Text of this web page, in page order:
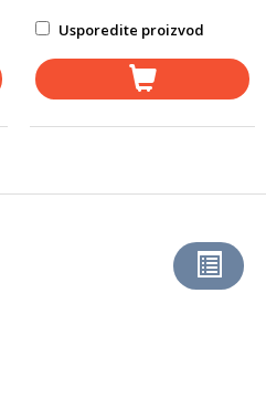
Usporedite proizvod